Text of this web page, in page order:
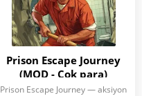
Prison Escape Journey
(MOD - Çok para)
Prison Escape Journey — aksiyon